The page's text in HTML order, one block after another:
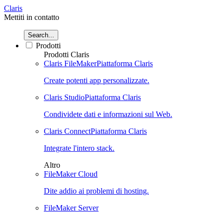
Claris
Mettiti in contatto
Search...
Prodotti
Prodotti Claris
Claris FileMakerPiattaforma Claris
Create potenti app personalizzate.
Claris StudioPiattaforma Claris
Condividete dati e informazioni sul Web.
Claris ConnectPiattaforma Claris
Integrate l'intero stack.
Altro
FileMaker Cloud
Dite addio ai problemi di hosting.
FileMaker Server